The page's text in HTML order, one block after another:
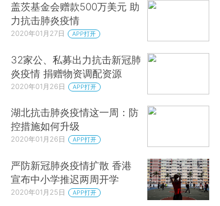
盖茨基金会赠款500万美元 助
力抗击肺炎疫情
2020年01月27日 APP打开
32家公、私募出力抗击新冠肺
炎疫情 捐赠物资调配资源
2020年01月26日 APP打开
湖北抗击肺炎疫情这一周：防
控措施如何升级
2020年01月26日 APP打开
严防新冠肺炎疫情扩散 香港
宣布中小学推迟两周开学
2020年01月25日 APP打开